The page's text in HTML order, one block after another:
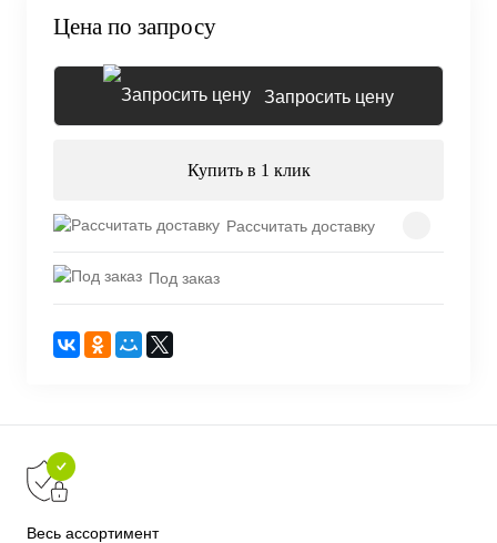
Цена по запросу
Запросить цену
Купить в 1 клик
Рассчитать доставку
Под заказ
Весь ассортимент